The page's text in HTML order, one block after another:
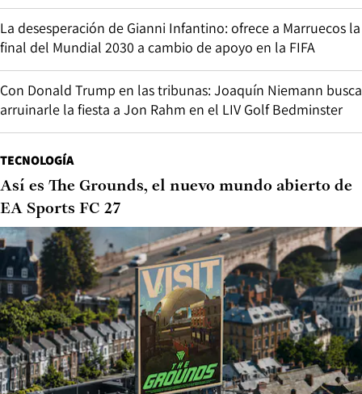
La desesperación de Gianni Infantino: ofrece a Marruecos la
final del Mundial 2030 a cambio de apoyo en la FIFA
Con Donald Trump en las tribunas: Joaquín Niemann busca
arruinarle la fiesta a Jon Rahm en el LIV Golf Bedminster
TECNOLOGÍA
Así es The Grounds, el nuevo mundo abierto de
EA Sports FC 27